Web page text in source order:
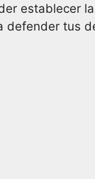
establecer
tus